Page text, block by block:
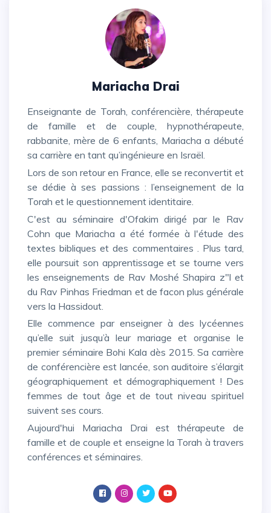
Mariacha Drai
Enseignante de Torah, conférencière, thérapeute
de famille et de couple, hypnothérapeute,
rabbanite, mère de 6 enfants, Mariacha a débuté
sa carrière en tant qu’ingénieure en Israël.
Lors de son retour en France, elle se reconvertit et
se dédie à ses passions : l’enseignement de la
Torah et le questionnement identitaire.
C'est au séminaire d'Ofakim dirigé par le Rav
Cohn que Mariacha a été formée à l'étude des
textes bibliques et des commentaires . Plus tard,
elle poursuit son apprentissage et se tourne vers
les enseignements de Rav Moshé Shapira z"l et
du Rav Pinhas Friedman et de facon plus générale
vers la Hassidout.
Elle commence par enseigner à des lycéennes
qu’elle suit jusqu’à leur mariage et organise le
premier séminaire Bohi Kala dès 2015. Sa carrière
de conférencière est lancée, son auditoire s’élargit
géographiquement et démographiquement ! Des
femmes de tout âge et de tout niveau spirituel
suivent ses cours.
Aujourd'hui Mariacha Drai est thérapeute de
famille et de couple et enseigne la Torah à travers
conférences et séminaires.